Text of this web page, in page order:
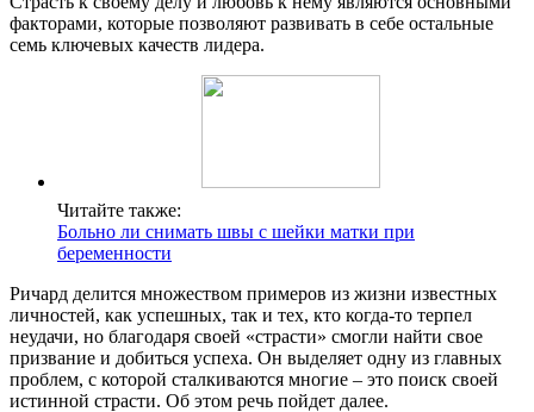
факторами, которые позволяют развивать в себе остальные
семь ключевых качеств лидера.
Читайте также:
Больно ли снимать швы с шейки матки при
беременности
Ричард делится множеством примеров из жизни известных
личностей, как успешных, так и тех, кто когда-то терпел
неудачи, но благодаря своей «страсти» смогли найти свое
призвание и добиться успеха. Он выделяет одну из главных
проблем, с которой сталкиваются многие – это поиск своей
истинной страсти. Об этом речь пойдет далее.